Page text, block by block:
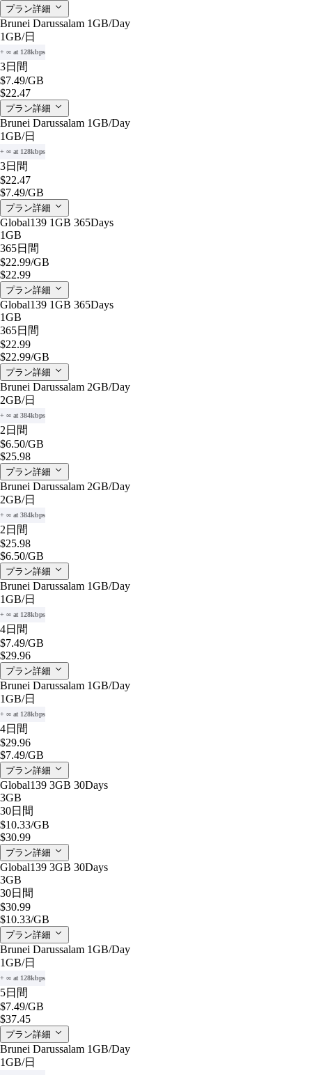
プラン詳細
Brunei Darussalam 1GB/Day
1GB/日
+ ∞ at 128kbps
3日間
$7.49/GB
$22.47
プラン詳細
Brunei Darussalam 1GB/Day
1GB/日
+ ∞ at 128kbps
3日間
$22.47
$7.49/GB
プラン詳細
Global139 1GB 365Days
1GB
365日間
$22.99/GB
$22.99
プラン詳細
Global139 1GB 365Days
1GB
365日間
$22.99
$22.99/GB
プラン詳細
Brunei Darussalam 2GB/Day
2GB/日
+ ∞ at 384kbps
2日間
$6.50/GB
$25.98
プラン詳細
Brunei Darussalam 2GB/Day
2GB/日
+ ∞ at 384kbps
2日間
$25.98
$6.50/GB
プラン詳細
Brunei Darussalam 1GB/Day
1GB/日
+ ∞ at 128kbps
4日間
$7.49/GB
$29.96
プラン詳細
Brunei Darussalam 1GB/Day
1GB/日
+ ∞ at 128kbps
4日間
$29.96
$7.49/GB
プラン詳細
Global139 3GB 30Days
3GB
30日間
$10.33/GB
$30.99
プラン詳細
Global139 3GB 30Days
3GB
30日間
$30.99
$10.33/GB
プラン詳細
Brunei Darussalam 1GB/Day
1GB/日
+ ∞ at 128kbps
5日間
$7.49/GB
$37.45
プラン詳細
Brunei Darussalam 1GB/Day
1GB/日